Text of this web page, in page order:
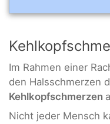
Im Rahmen einer
den Halsschmerzen
Kehlkopfschmerzen
Nicht jeder Mensch